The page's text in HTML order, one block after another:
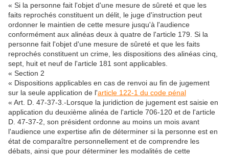
« Si la personne fait l'objet d'une mesure de sûreté et que les
faits reprochés constituent un délit, le juge d'instruction peut
ordonner le maintien de cette mesure jusqu'à l'audience
conformément aux alinéas deux à quatre de l'article 179. Si la
personne fait l'objet d'une mesure de sûreté et que les faits
reprochés constituent un crime, les dispositions des alinéas cinq,
sept, huit et neuf de l'article 181 sont applicables.
« Section 2
« Dispositions applicables en cas de renvoi au fin de jugement
sur la seule application de l'article 122-1 du code pénal
« Art. D. 47-37-3.-Lorsque la juridiction de jugement est saisie en
application du deuxième alinéa de l'article 706-120 et de l'article
D. 47-37-2, son président ordonne au moins un mois avant
l'audience une expertise afin de déterminer si la personne est en
état de comparaître personnellement et de comprendre les
débats, ainsi que pour déterminer les modalités de cette